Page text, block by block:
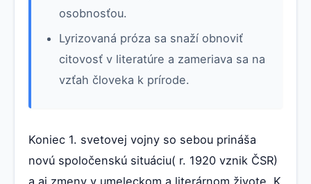
osobnosťou.
Lyrizovaná próza sa snaží obnoviť
citovosť v literatúre a zameriava sa na
vzťah človeka k prírode.
Koniec 1. svetovej vojny so sebou prináša
novú spoločenskú situáciu( r. 1920 vznik ČSR)
a aj zmeny v umeleckom a literárnom živote. K